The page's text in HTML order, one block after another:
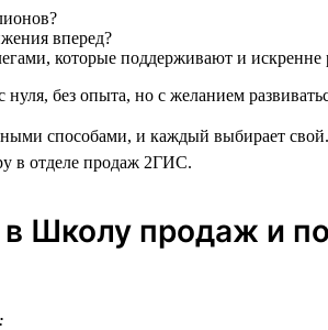
которые поддерживают и искренне
без опыта, но с желанием
способами, и каждый выбирает
в отделе продаж 2ГИС.
Школу продаж и